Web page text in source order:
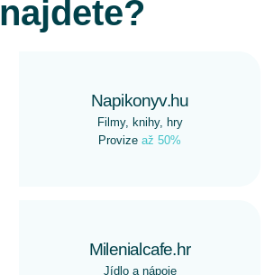
najdete?
Napikonyv.hu
Filmy, knihy, hry
Provize až 50%
Milenialcafe.hr
Jídlo a nápoje